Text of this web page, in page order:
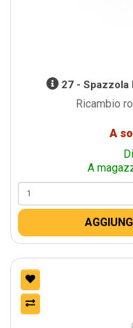
27 - Spazzola
Ricambio
A
A